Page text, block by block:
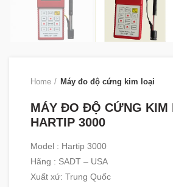
Home Máy đo độ cứng kim loại
MÁY ĐO ĐỘ CỨNG KIM
HARTIP 3000
Model : Hartip 3000
Hãng : SADT – USA
Xuất xứ: Trung Quốc